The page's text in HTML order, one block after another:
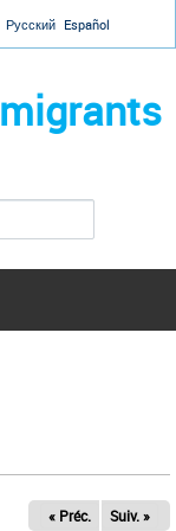
Русский Español
« Préc. Suiv. »